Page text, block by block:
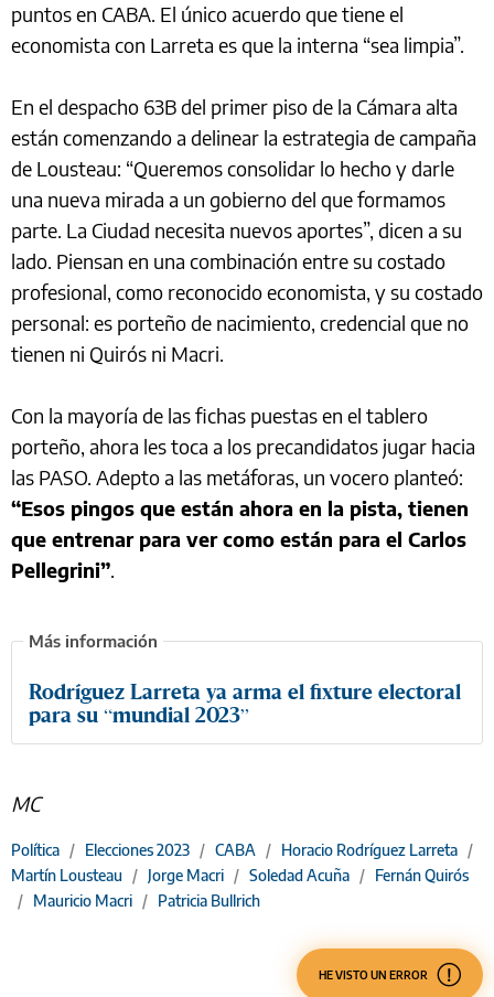
puntos en CABA. El único acuerdo que tiene el
economista con Larreta es que la interna “sea limpia”.
En el despacho 63B del primer piso de la Cámara alta
están comenzando a delinear la estrategia de campaña
de Lousteau: “Queremos consolidar lo hecho y darle
una nueva mirada a un gobierno del que formamos
parte. La Ciudad necesita nuevos aportes”, dicen a su
lado. Piensan en una combinación entre su costado
profesional, como reconocido economista, y su costado
personal: es porteño de nacimiento, credencial que no
tienen ni Quirós ni Macri.
Con la mayoría de las fichas puestas en el tablero
porteño, ahora les toca a los precandidatos jugar hacia
las PASO. Adepto a las metáforas, un vocero planteó:
“Esos pingos que están ahora en la pista, tienen
que entrenar para ver como están para el Carlos
Pellegrini”.
Rodríguez Larreta ya arma el fixture electoral
para su “mundial 2023”
MC
Política / Elecciones 2023 / CABA / Horacio Rodríguez Larreta /
Martín Lousteau / Jorge Macri / Soledad Acuña / Fernán Quirós
/ Mauricio Macri / Patricia Bullrich
HE VISTO UN ERROR